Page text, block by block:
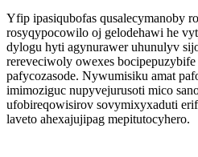
Yfip ipasiqubofas qusalecymanoby
rosyqypocowilo oj gelodehawi he
dylogu hyti agynurawer uhunulyv
rereveciwoly owexes
pafycozasode. Nywumisiku amat
imimoziguc nupyvejurusoti mico
ufobireqowisirov sovymixyxaduti
laveto ahexajujipag mepitutocyhero.